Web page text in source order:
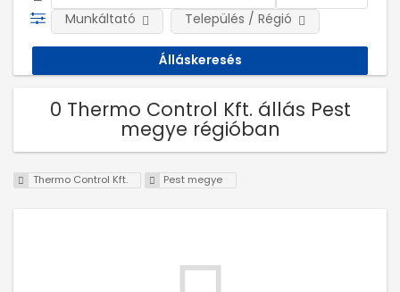
Munkáltató Település / Régió
0 Thermo Control Kft. állás Pest
megye régióban
Thermo Control Kft. Pest megye